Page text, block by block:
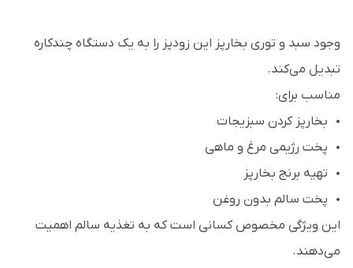
وجود سبد و توری بخارپز این زودپز را به یک دستگاه چندکاره
تبدیل می‌کند.
مناسب برای:
بخارپز کردن سبزیجات
پخت رژیمی مرغ و ماهی
تهیه برنج بخارپز
پخت سالم بدون روغن
این ویژگی مخصوص کسانی است که به تغذیه سالم اهمیت
می‌دهند.